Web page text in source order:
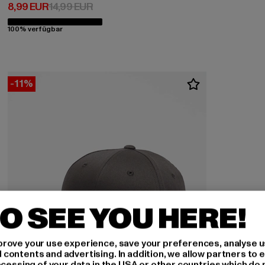
8,99 EUR
Derzeitiger Preis: 8,99 EUR
14,99 EURAktionspreis: 14,99 EUR
100% verfügbar
-11%
SEE YOU HERE!
your use experience, save your preferences, analyse
and advertising. In addition, we allow partners to